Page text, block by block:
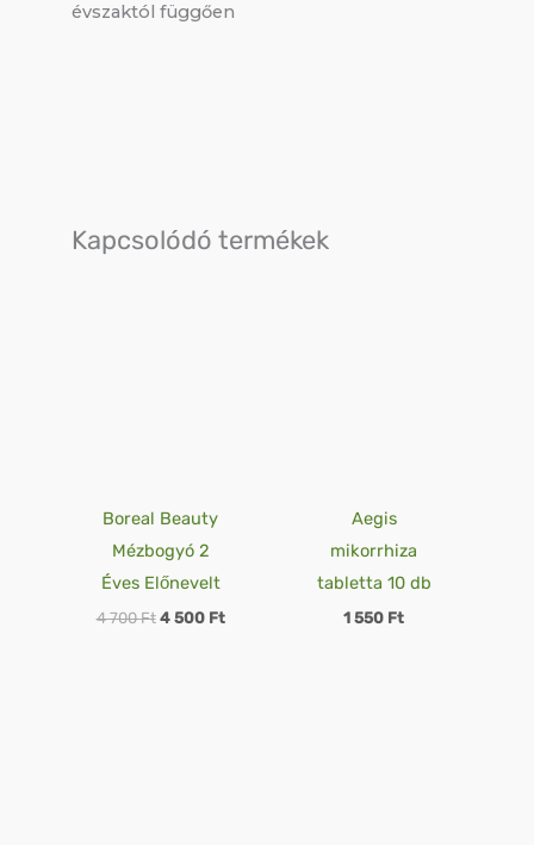
évszaktól függően
Kapcsolódó termékek
Boreal Beauty
Mézbogyó 2
Éves Előnevelt
4 700Ft 4 500 Ft
Aegis
mikorrhiza
tabletta 10 db
1 550 Ft